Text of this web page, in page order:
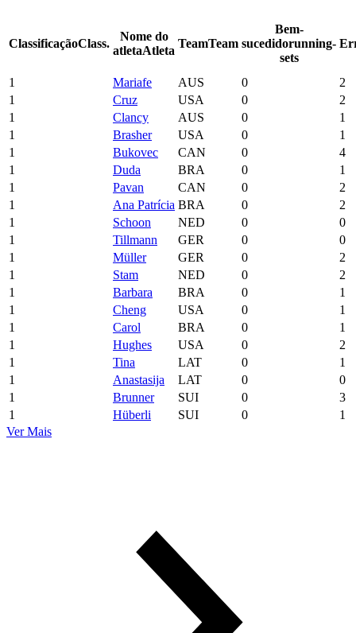
ClassificaçãoClass.
Nome do
atletaAtleta
TeamTeam
Bem-
sucedidorunning-
sets
1 Mariafe AUS 0
2
1
Cruz USA 0
2
1
Clancy AUS 0
1
1
Brasher USA 0
1
1
Bukovec CAN 0
4
1
Duda BRA 0
1
1
Pavan CAN 0
2
1
Ana Patrícia BRA 0
2
1
Schoon NED 0
0
1
Tillmann GER 0
0
1
Müller GER 0
2
1
Stam NED 0
2
1
Barbara BRA 0
1
1
Cheng USA 0
1
1
Carol BRA 0
1
1
Hughes USA 0
2
1
Tina LAT 0
1
1
Anastasija LAT 0
0
1
Brunner SUI 0
3
1
Hüberli SUI 0
1
Ver Mais